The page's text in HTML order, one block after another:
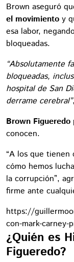
Brown aseguró
el movimiento y
esa labor,
bloqueadas.
“Absolutamente
bloqueadas,
hospital de San
derrame cerebral”
Brown Figueredo
conocen.
“A los que tienen
cómo hemos
la corrupción”,
firme ante
https://
con-mark-carney-
¿Quién es
Figueredo?